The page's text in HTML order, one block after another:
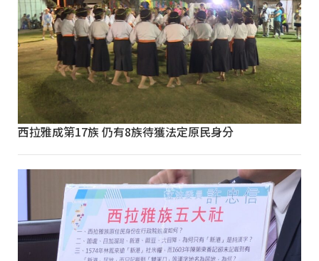
西拉雅成第17族 仍有8族待獲法定原民身分